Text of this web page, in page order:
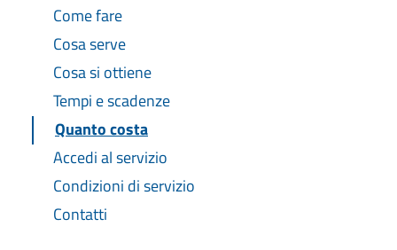
Come fare
Cosa serve
Cosa si ottiene
Tempi e scadenze
Quanto costa
Accedi al servizio
Condizioni di servizio
Contatti